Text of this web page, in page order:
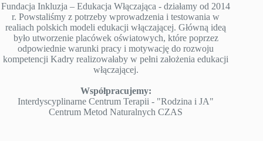
Fundacja Inkluzja – Edukacja Włączająca - działamy od 2014
r. Powstaliśmy z potrzeby wprowadzenia i testowania w
realiach polskich modeli edukacji włączającej. Główną ideą
było utworzenie placówek oświatowych, które poprzez
odpowiednie warunki pracy i motywację do rozwoju
kompetencji Kadry realizowałaby w pełni założenia edukacji
włączającej.
Współpracujemy:
Interdyscyplinarne Centrum Terapii - "Rodzina i JA"
Centrum Metod Naturalnych CZAS